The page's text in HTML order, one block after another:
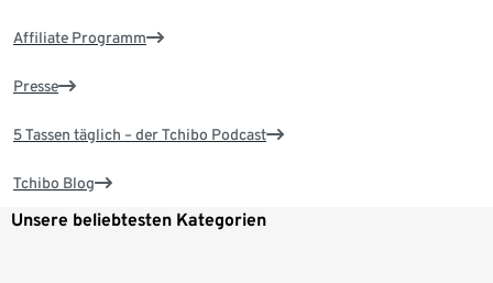
Affiliate Programm
Presse
5 Tassen täglich – der Tchibo Podcast
Tchibo Blog
Unsere beliebtesten Kategorien